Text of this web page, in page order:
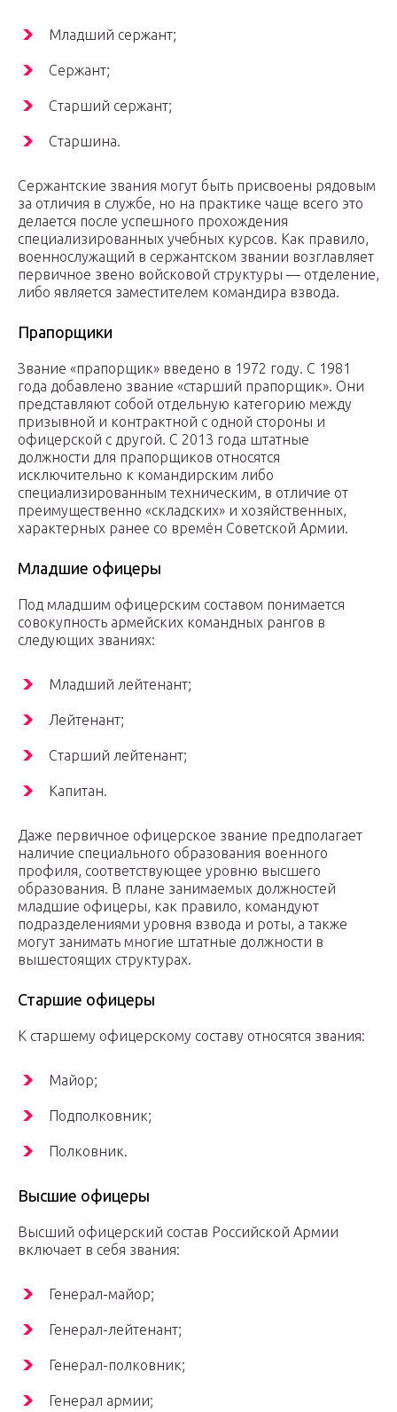
Младший сержант;
Сержант;
Старший сержант;
Старшина.
Сержантские звания могут быть присвоены рядовым
за отличия в службе, но на практике чаще всего это
делается после успешного прохождения
специализированных учебных курсов. Как правило,
военнослужащий в сержантском звании возглавляет
первичное звено войсковой структуры — отделение,
либо является заместителем командира взвода.
Прапорщики
Звание «прапорщик» введено в 1972 году. С 1981
года добавлено звание «старший прапорщик». Они
представляют собой отдельную категорию между
призывной и контрактной с одной стороны и
офицерской с другой. С 2013 года штатные
должности для прапорщиков относятся
исключительно к командирским либо
специализированным техническим, в отличие от
преимущественно «складских» и хозяйственных,
характерных ранее со времён Советской Армии.
Младшие офицеры
Под младшим офицерским составом понимается
совокупность армейских командных рангов в
следующих званиях:
Младший лейтенант;
Лейтенант;
Старший лейтенант;
Капитан.
Даже первичное офицерское звание предполагает
наличие специального образования военного
профиля, соответствующее уровню высшего
образования. В плане занимаемых должностей
младшие офицеры, как правило, командуют
подразделениями уровня взвода и роты, а также
могут занимать многие штатные должности в
вышестоящих структурах.
Старшие офицеры
К старшему офицерскому составу относятся звания:
Майор;
Подполковник;
Полковник.
Высшие офицеры
Высший офицерский состав Российской Армии
включает в себя звания:
Генерал-майор;
Генерал-лейтенант;
Генерал-полковник;
Генерал армии;